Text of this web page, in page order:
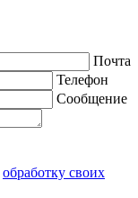
Почта
Телефон
Сообщение
обработку своих